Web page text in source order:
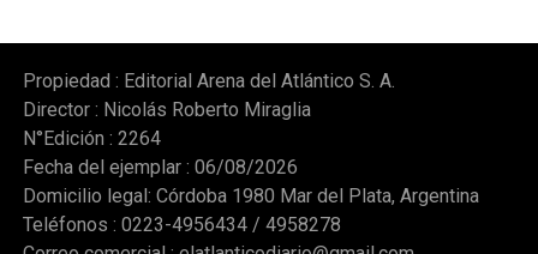
Propiedad : Editorial Arena del Atlántico S. A.
Director : Nicolás Roberto Miraglia
N°Edición : 2264
Fecha del ejemplar : 06/08/2026
Domicilio legal: Córdoba 1980 Mar del Plata, Argentina
Teléfonos : 0223-4956434 / 4958278